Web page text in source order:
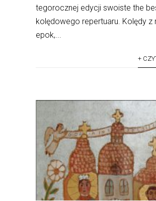
tegorocznej edycji swoiste the
kolędowego repertuaru. Kolędy z
epok,...
+